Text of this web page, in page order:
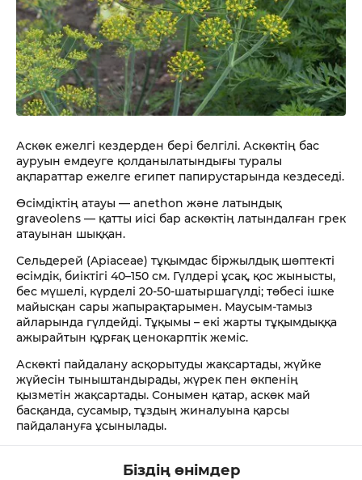
Аскөк ежелгі кездерден бері белгілі. Аскөктің бас
ауруын емдеуге қолданылатындығы туралы
ақпараттар ежелге египет папирустарында кездеседі.
Өсімдіктің атауы — anethon және латындық
graveolens — қатты иісі бар аскөктің латындалған грек
атауынан шыққан.
Сельдерей (Apiaceae) тұқымдас біржылдық шөптекті
өсімдік, биіктігі 40–150 см. Гүлдері ұсақ, қос жынысты,
бес мүшелі, күрделі 20-50-шатыршагүлді; төбесі ішке
майысқан сары жапырақтарымен. Маусым-тамыз
айларында гүлдейді. Тұқымы – екі жарты тұқымдыққа
ажырайтын құрғақ ценокарптік жеміс.
Аскөкті пайдалану асқорытуды жақсартады, жүйке
жүйесін тыныштандырады, жүрек пен өкпенің
қызметін жақсартады. Сонымен қатар, аскөк май
басқанда, сусамыр, тұздың жиналуына қарсы
пайдалануға ұсынылады.
Біздің өнімдер